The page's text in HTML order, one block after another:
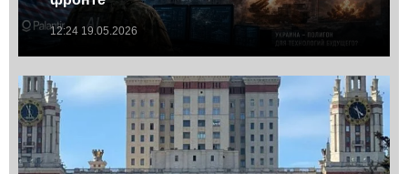
12:24 19.05.2026